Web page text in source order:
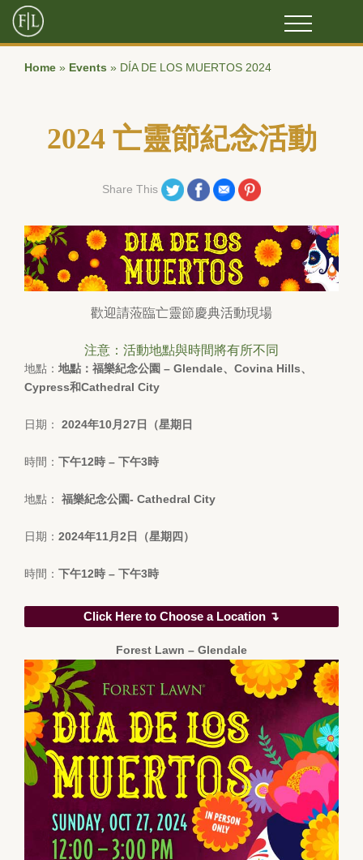
Home » Events » DÍA DE LOS MUERTOS 2024
2024 亡靈節紀念活動
Share This Share on Twitter
Share on Facebook
Share on Email
Share on Pinterest
歡迎請蒞臨亡靈節慶典活動現場
注意：活動地點與時間將有所不同
地點： 地點：福樂紀念公園 – Glendale、Covina Hills、
Cypress和Cathedral City
日期： 2024年10月27日（星期日
時間： 下午12時 – 下午3時
地點： 福樂紀念公園- Cathedral City
日期： 2024年11月2日（星期四）
時間： 下午12時 – 下午3時
Click Here to Choose a Location ↴
Forest Lawn – Glendale